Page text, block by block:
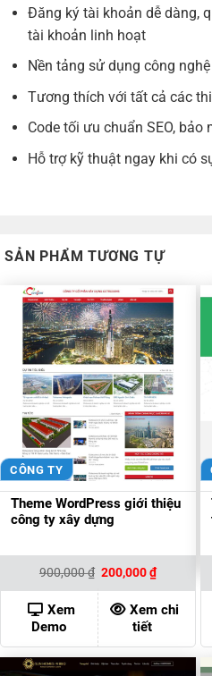
Đăng ký tài khoản dễ dàng,
tài khoản linh hoạt
Nền tảng sử dụng công
Tương thích với tất cả các
Code tối ưu chuẩn SEO, bảo
Hỗ trợ kỹ thuật ngay khi có
SẢN PHẨM TƯƠNG TỰ
CÔNG TY
Theme WordPress giới thiệu
công ty xây dựng
900,000₫ Giá
gốc
là:
900,000 ₫.
200,000₫Giá
hiện
tại
là:
200,000 ₫.
Xem
Demo
Xem chi
tiết